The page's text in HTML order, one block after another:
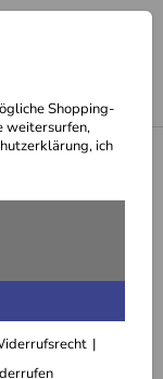
Shopping-
weitersurfen,
ich
(125 ml)